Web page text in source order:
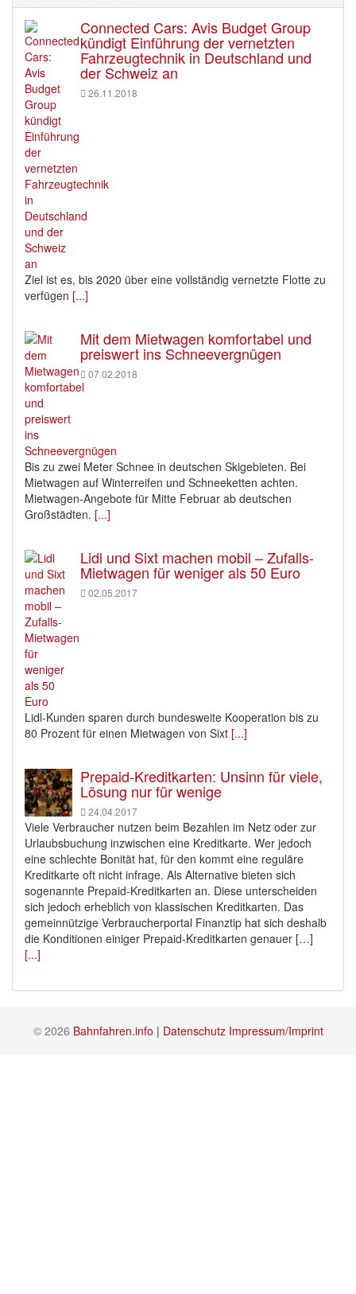
Connected Cars: Avis Budget Group
kündigt Einführung der vernetzten
Fahrzeugtechnik in Deutschland und
der Schweiz an
26.11.2018
Ziel ist es, bis 2020 über eine vollständig vernetzte Flotte zu
verfügen [...]
Mit dem Mietwagen komfortabel und
preiswert ins Schneevergnügen
07.02.2018
Bis zu zwei Meter Schnee in deutschen Skigebieten. Bei
Mietwagen auf Winterreifen und Schneeketten achten.
Mietwagen-Angebote für Mitte Februar ab deutschen
Großstädten. [...]
Lidl und Sixt machen mobil – Zufalls-
Mietwagen für weniger als 50 Euro
02.05.2017
Lidl-Kunden sparen durch bundesweite Kooperation bis zu
80 Prozent für einen Mietwagen von Sixt [...]
Prepaid-Kreditkarten: Unsinn für viele,
Lösung nur für wenige
24.04.2017
Viele Verbraucher nutzen beim Bezahlen im Netz oder zur
Urlaubsbuchung inzwischen eine Kreditkarte. Wer jedoch
eine schlechte Bonität hat, für den kommt eine reguläre
Kreditkarte oft nicht infrage. Als Alternative bieten sich
sogenannte Prepaid-Kreditkarten an. Diese unterscheiden
sich jedoch erheblich von klassischen Kreditkarten. Das
gemeinnützige Verbraucherportal Finanztip hat sich deshalb
die Konditionen einiger Prepaid-Kreditkarten genauer […]
[...]
© 2026 Bahnfahren.info | Datenschutz Impressum/Imprint